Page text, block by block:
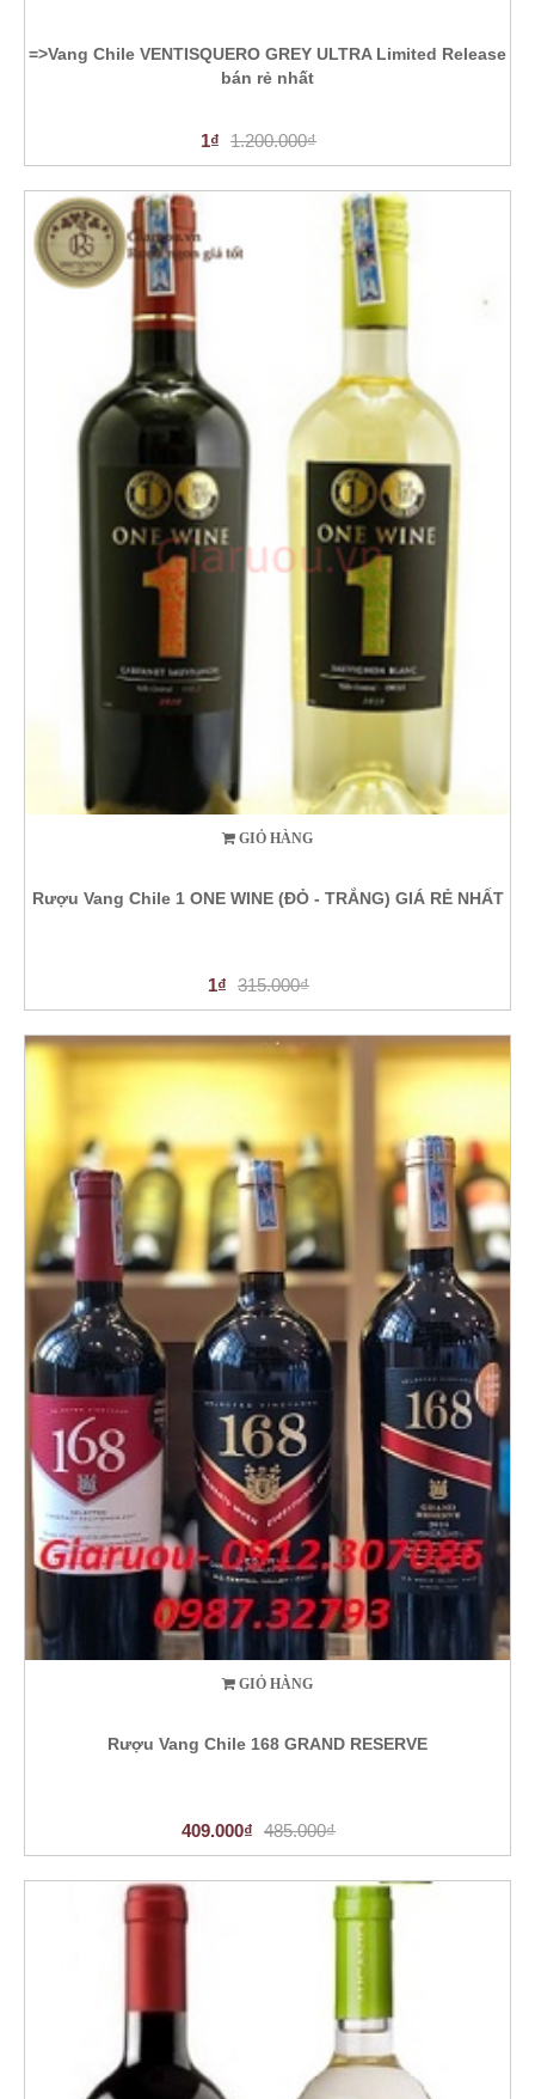
=>Vang Chile VENTISQUERO GREY ULTRA Limited Release
bán rẻ nhất
1₫ 1.200.000₫
GIỎ HÀNG
Rượu Vang Chile 1 ONE WINE (ĐỎ - TRẮNG) GIÁ RẺ NHẤT
1₫ 315.000₫
GIỎ HÀNG
Rượu Vang Chile 168 GRAND RESERVE
409.000₫ 485.000₫